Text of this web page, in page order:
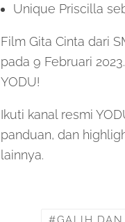
Unique Priscilla
Film Gita Cinta dari
pada 9 Februari
YODU!
Ikuti kanal resmi
panduan, dan
lainnya.